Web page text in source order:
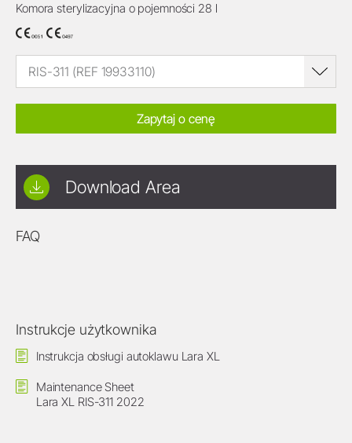
Komora sterylizacyjna o pojemności 28 l
RIS-311 (REF 19933110)
Zapytaj o cenę
Download Area
FAQ
Instrukcje użytkownika
Instrukcja obsługi autoklawu Lara XL
Maintenance Sheet
Lara XL RIS-311 2022